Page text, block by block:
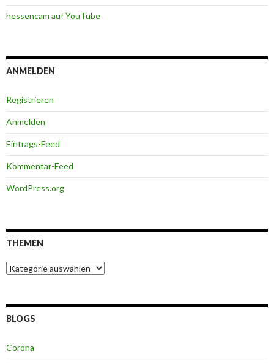
hessencam auf YouTube
ANMELDEN
Registrieren
Anmelden
Eintrags-Feed
Kommentar-Feed
WordPress.org
THEMEN
Themen
BLOGS
Corona